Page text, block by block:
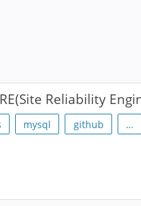
Reliability
mysql github …